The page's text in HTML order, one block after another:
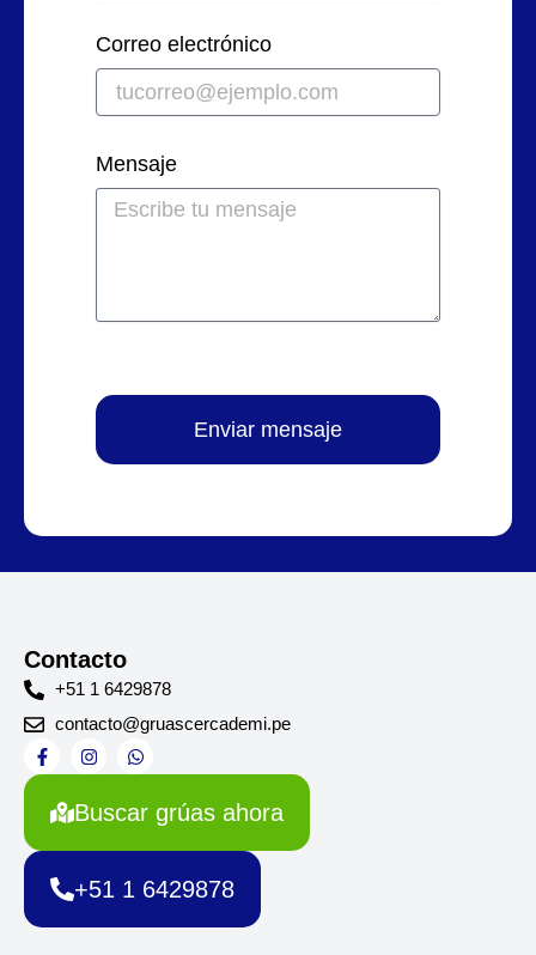
Correo electrónico
Mensaje
Enviar mensaje
Contacto
+51 1 6429878
contacto@gruascercademi.pe
F
a
c
o
I
n
a
r
m
W
h
s
p
Buscar grúas ahora
+51 1 6429878